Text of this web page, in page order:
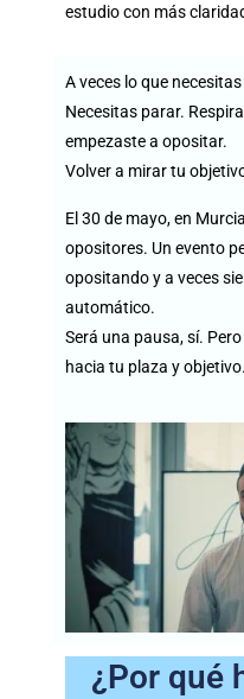
estudio con más
A veces lo que
Necesitas parar.
empezaste a opositar.
Volver a mirar tu
El 30 de mayo, en
opositores. Un evento
opositando y a veces
automático.
Será una pausa, sí.
hacia tu plaza y objetivo.
¿Por qué